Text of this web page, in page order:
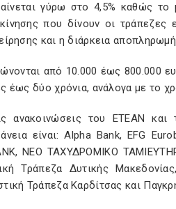
γύρω στο 4,5% καθώς το
που δίνουν οι
και η διάρκεια
από 10.000 έως 800.000
έως δύο χρόνια, ανάλογα με το
ανακοινώσεις του ΕΤΕΑΝ και
είναι: Alpha Bank, EFG
ΝΕΟ ΤΑΧΥΔΡΟΜΙΚΟ
Τράπεζα Δυτικής
Τράπεζα Καρδίτσας και